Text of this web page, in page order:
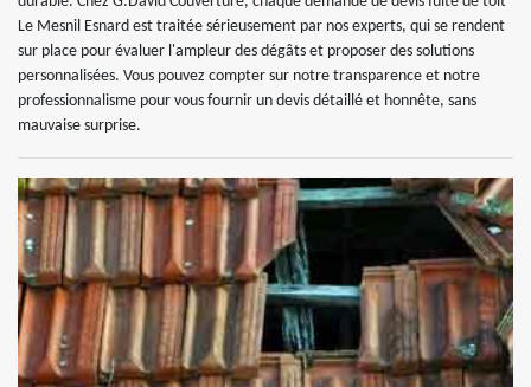
Le Mesnil Esnard est traitée sérieusement par nos experts, qui se rendent
sur place pour évaluer l'ampleur des dégâts et proposer des solutions
personnalisées. Vous pouvez compter sur notre transparence et notre
professionnalisme pour vous fournir un devis détaillé et honnête, sans
mauvaise surprise.